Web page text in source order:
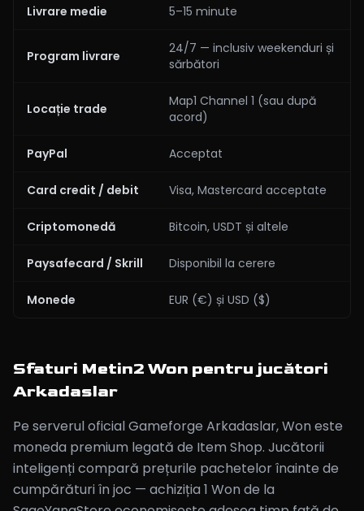
Livrare medie 5–15 minute
Program livrare
24/7 — inclusiv weekenduri și
sărbători
Locație trade
Map1 Channel 1 (sau după
acord)
PayPal Acceptat
Card credit / debit Visa, Mastercard acceptate
Criptomonedă Bitcoin, USDT și altele
Paysafecard / Skrill Disponibil la cerere
Monede EUR (€) și USD ($)
Sfaturi Metin2 Won pentru jucători
Arkadaslar
Pe serverul oficial Gameforge Arkadaslar, Won este
moneda premium legată de Item Shop. Jucătorii
inteligenți compară prețurile pachetelor înainte de
cumpărături în joc — achiziția 1 Won de la